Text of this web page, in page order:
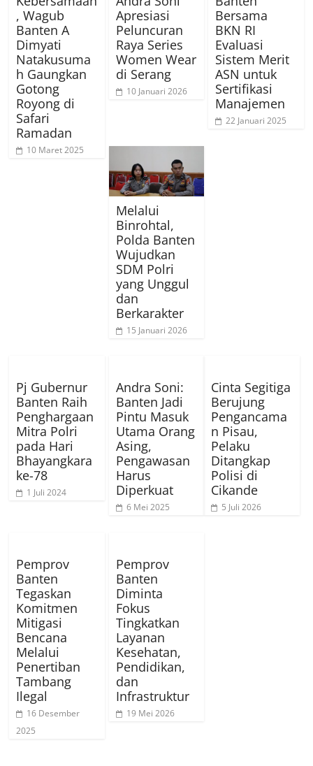
, Wagub
Banten A
Dimyati
Natakusuma
h Gaungkan
Gotong
Royong di
Safari
Ramadan
10 Maret 2025
Apresiasi
Peluncuran
Raya Series
Women Wear
di Serang
10 Januari 2026
Bersama
BKN RI
Evaluasi
Sistem Merit
ASN untuk
Sertifikasi
Manajemen
22 Januari 2025
Melalui
Binrohtal,
Polda Banten
Wujudkan
SDM Polri
yang Unggul
dan
Berkarakter
15 Januari 2026
Pj Gubernur
Banten Raih
Penghargaan
Mitra Polri
pada Hari
Bhayangkara
ke-78
1 Juli 2024
Andra Soni:
Banten Jadi
Pintu Masuk
Utama Orang
Asing,
Pengawasan
Harus
Diperkuat
6 Mei 2025
Cinta Segitiga
Berujung
Pengancama
n Pisau,
Pelaku
Ditangkap
Polisi di
Cikande
5 Juli 2026
Pemprov
Banten
Tegaskan
Komitmen
Mitigasi
Bencana
Melalui
Penertiban
Tambang
Ilegal
16 Desember
2025
Pemprov
Banten
Diminta
Fokus
Tingkatkan
Layanan
Kesehatan,
Pendidikan,
dan
Infrastruktur
19 Mei 2026